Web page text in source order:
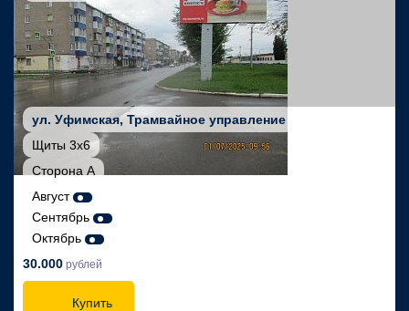
ул. Уфимская, Трамвайное управление
Щиты 3х6
Сторона А
Август
Сентябрь
Октябрь
30.000 рублей
Купить